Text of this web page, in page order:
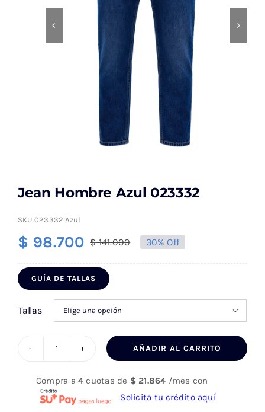
Jean Hombre Azul 023332
SKU 023332 Azul
$141.000El
era:
$ 141.000.
$ 98.700
El
es:
$ 98.700.
30% Off
GUÍA DE TALLAS
Tallas 
Azul
023332
AÑADIR AL CARRITO
Compra a4 cuotas de $21.864 /mes con
Solicita tu crédito aquí